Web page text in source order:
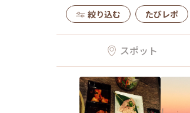
絞り込む たびレポ
スポット